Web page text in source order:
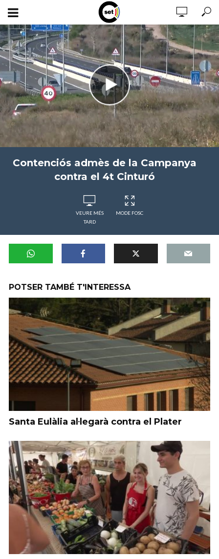
Contenciós admès de la Campanya
contra el 4t Cinturó
VEURE MÉS
TARD
MODE FOSC
POTSER TAMBÉ T'INTERESSA
Santa Eulàlia al·legarà contra el Plater